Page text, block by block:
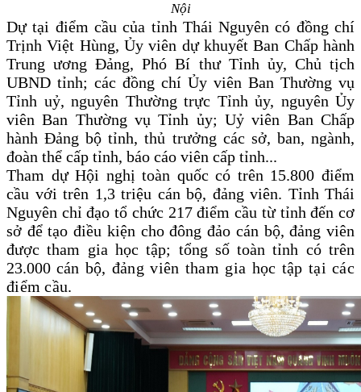
Nội
Dự tại điểm cầu của tỉnh Thái Nguyên có đồng chí
Trịnh Việt Hùng, Ủy viên dự khuyết Ban Chấp hành
Trung ương Đảng, Phó Bí thư Tỉnh ủy, Chủ tịch
UBND tỉnh; các đồng chí Ủy viên Ban Thường vụ
Tỉnh uỷ, nguyên Thường trực Tỉnh ủy, nguyên Ủy
viên Ban Thường vụ Tỉnh ủy; Uỷ viên Ban Chấp
hành Đảng bộ tỉnh, thủ trưởng các sở, ban, ngành,
đoàn thể cấp tỉnh, báo cáo viên cấp tỉnh...
Tham dựHội nghị toàn quốc có trên 15.800 điểm
cầu với trên 1,3 triệu cán bộ, đảng viên. Tỉnh Thái
Nguyên chỉ đạo tổ chức 217 điểm cầu từ tỉnh đến cơ
sở để tạo điều kiện cho đông đảo cán bộ, đảng viên
được tham gia học tập; tổng số toàn tỉnh có trên
23.000 cán bộ, đảng viên tham gia học tập tại các
điểm cầu.